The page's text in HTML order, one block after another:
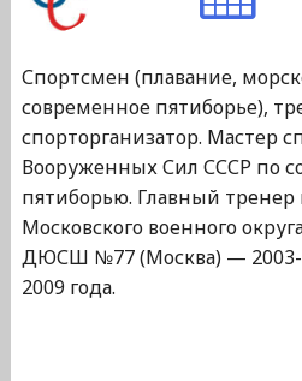
Спортсмен (плавание,
современное пятиборье),
спорторганизатор. Мастер
Вооруженных Сил СССР по
пятиборью. Главный
Московского военного
ДЮСШ №77 (Москва) — 2003-
2009 года.